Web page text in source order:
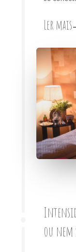
Ler mais
ou nem